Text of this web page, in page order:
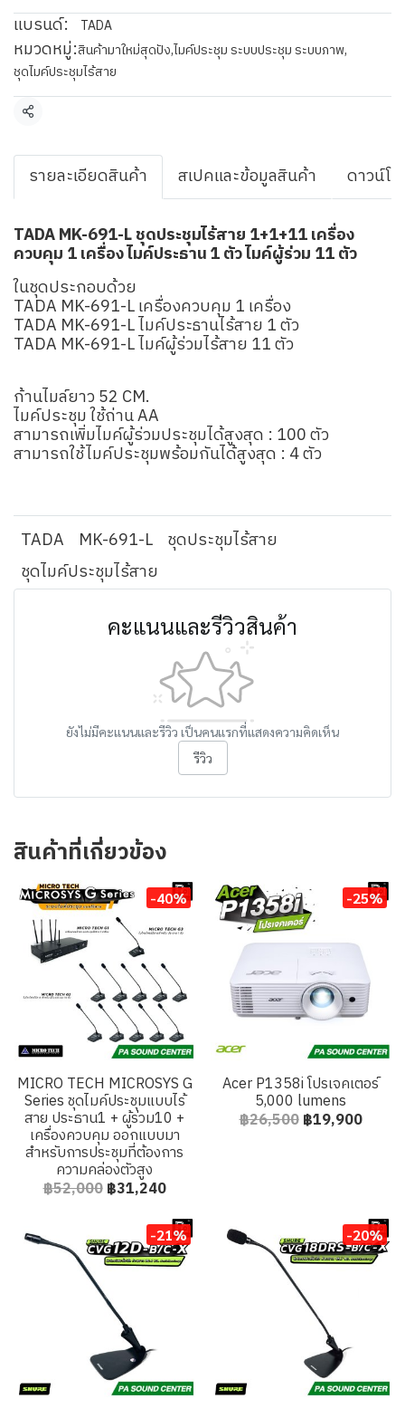
แบรนด์:
TADA
หมวดหมู่:สินค้ามาใหม่สุดปัง,ไมค์ประชุม ระบบประชุม ระบบภาพ,
ชุดไมค์ประชุมไร้สาย
แชร์
รายละเอียดสินค้า สเปคและข้อมูลสินค้า ดาวน์โ
TADA MK-691-L ชุดประชุมไร้สาย 1+1+11 เครื่อง
ควบคุม 1 เครื่อง ไมค์ประธาน 1 ตัว ไมค์ผู้ร่วม 11 ตัว
ในชุดประกอบด้วย
TADA MK-691-L เครื่องควบคุม 1 เครื่อง
TADA MK-691-L ไมค์ประธานไร้สาย 1 ตัว
TADA MK-691-L ไมค์ผู้ร่วมไร้สาย 11 ตัว
ก้านไมล์ยาว 52 CM.
ไมค์ประชุม ใช้ถ่าน AA
สามารถเพิ่มไมค์ผู้ร่วมประชุมได้สูงสุด : 100 ตัว
สามารถใช้ไมค์ประชุมพร้อมกันได้สูงสุด : 4 ตัว
TADA MK-691-L ชุดประชุมไร้สาย
ชุดไมค์ประชุมไร้สาย
คะแนนและรีวิวสินค้า
ยังไม่มีคะแนนและรีวิว เป็นคนแรกที่แสดงความคิดเห็น
รีวิว
สินค้าที่เกี่ยวข้อง
-40%
MICRO TECH MICROSYS G
Series ชุดไมค์ประชุมแบบไร้
สาย ประธาน1 + ผู้ร่วม10 +
เครื่องควบคุม ออกแบบมา
สำหรับการประชุมที่ต้องการ
ความคล่องตัวสูง
฿52,000 ฿31,240
-25%
Acer P1358i โปรเจคเตอร์
5,000 lumens
฿26,500 ฿19,900
-21% -20%